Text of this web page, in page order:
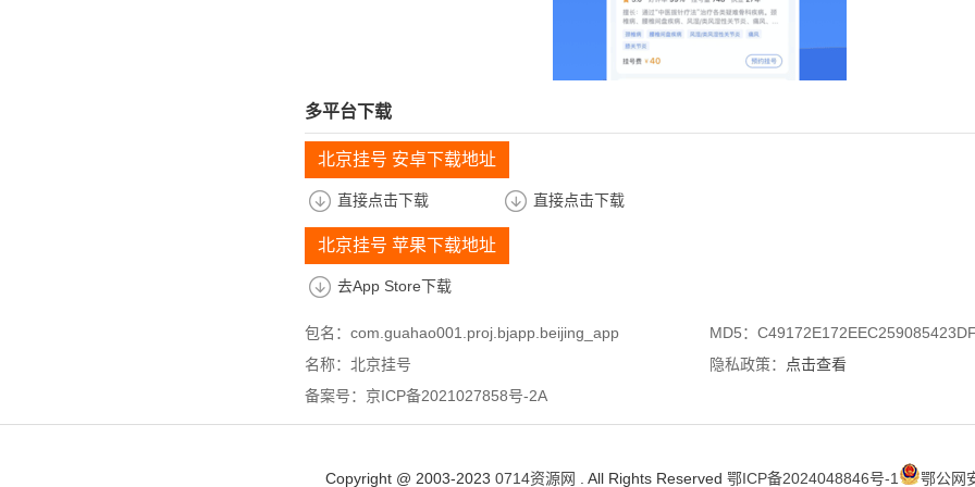
多平台下载
北京挂号 安卓下载地址
直接点击下载 直接点击下载
北京挂号 苹果下载地址
去App Store下载
包名：com.guahao001.proj.bjapp.beijing_app
MD5：
名称：北京挂号
隐私政策：
点击查看
备案号：京ICP备2021027858号-2A
Copyright @ 2003-2023 0714资源网 . All Rights Reserved 鄂ICP备2024048846号-1 鄂公网